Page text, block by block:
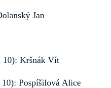
Jan
10): Kršnák Vít
Pospíšilová Alice